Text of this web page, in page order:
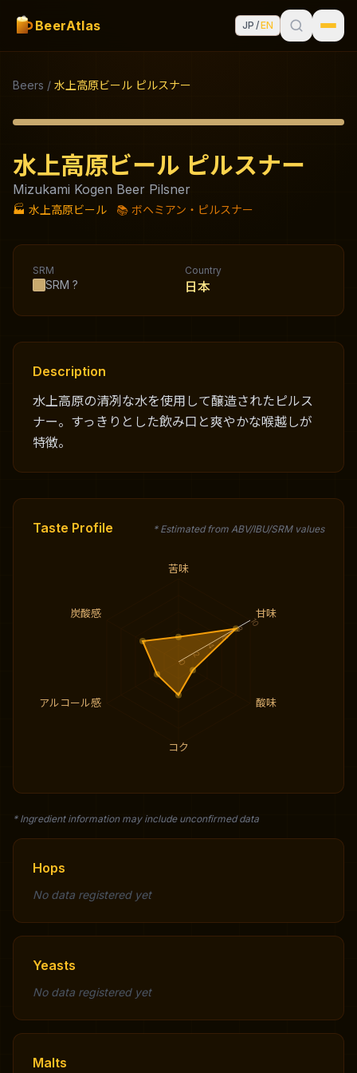
BeerAtlas JP /EN
Beers / 水上高原ビール ピルスナー
水上高原ビール ピルスナー
Mizukami Kogen Beer Pilsner
🏭 水上高原ビール 📚 ボヘミアン・ピルスナー
SRM
SRM ?
Country
日本
Description
水上高原の清冽な水を使用して醸造されたピルス
ナー。すっきりとした飲み口と爽やかな喉越しが
特徴。
Taste Profile * Estimated from ABV/IBU/SRM values
苦味
甘味
酸味
コク
アルコール感
炭酸感
0
2
4
6
8
10
* Ingredient information may include unconfirmed data
Hops
No data registered yet
Yeasts
No data registered yet
Malts